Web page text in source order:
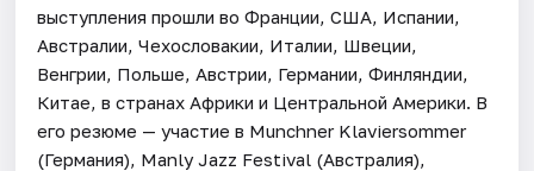
выступления прошли во Франции, США, Испании,
Австралии, Чехословакии, Италии, Швеции,
Венгрии, Польше, Австрии, Германии, Финляндии,
Китае, в странах Африки и Центральной Америки. В
его резюме — участие в Munchner Klaviersommer
(Германия), Manly Jazz Festival (Австралия),